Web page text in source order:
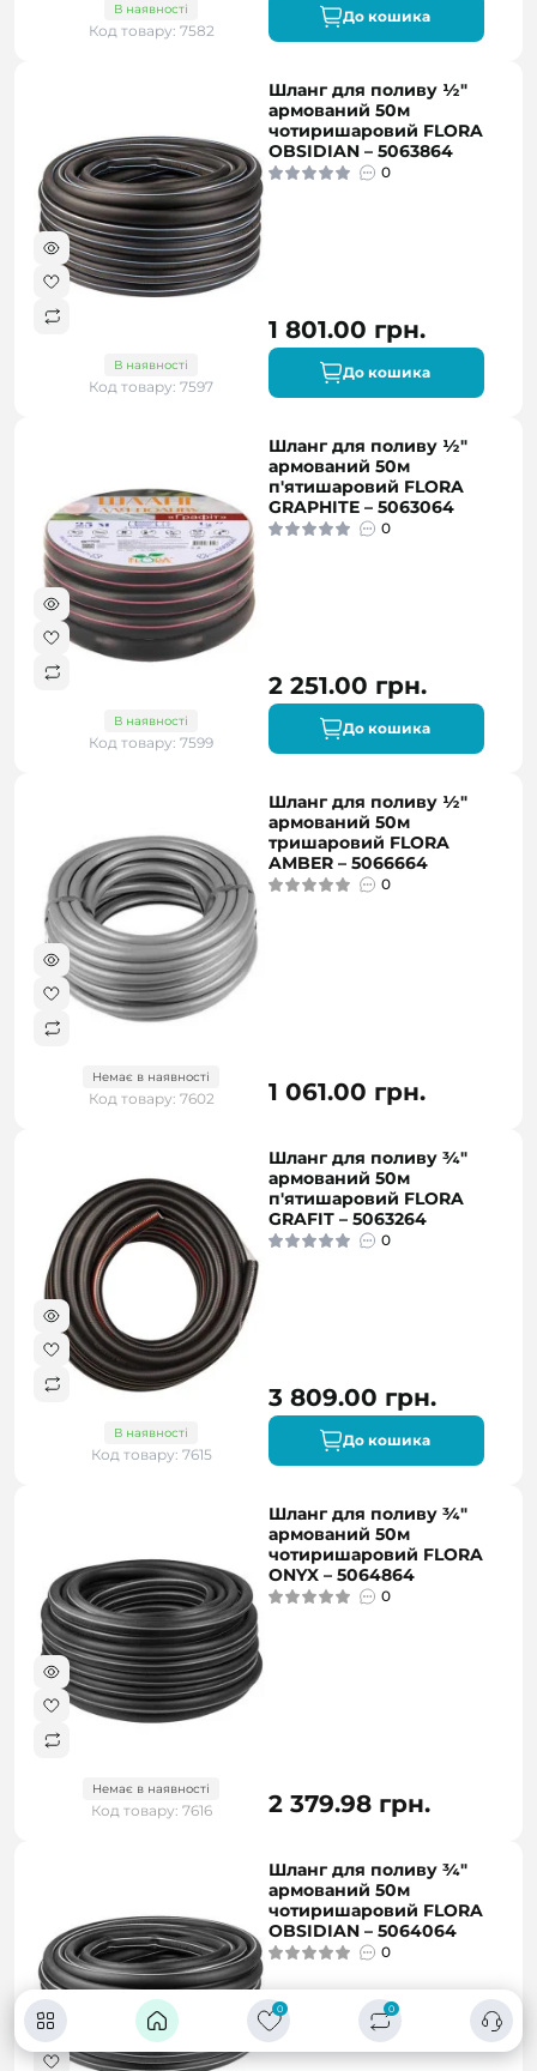
0 0
В наявності
Код товару: 7582
До кошика
В наявності
Код товару: 7597
Шланг для поливу ½″
армований 50м
чотиришаровий FLORA
OBSIDIAN – 5063864
0
1 801.00 грн.
До кошика
В наявності
Код товару: 7599
Шланг для поливу ½"
армований 50м
п'ятишаровий FLORA
GRAPHITE – 5063064
0
2 251.00 грн.
До кошика
Немає в наявності
Код товару: 7602
Шланг для поливу ½"
армований 50м
тришаровий FLORA
AMBER – 5066664
0
1 061.00 грн.
В наявності
Код товару: 7615
Шланг для поливу ¾"
армований 50м
п'ятишаровий FLORA
GRAFIT – 5063264
0
3 809.00 грн.
До кошика
Немає в наявності
Код товару: 7616
Шланг для поливу ¾"
армований 50м
чотиришаровий FLORA
ONYX – 5064864
0
2 379.98 грн.
Шланг для поливу ¾″
армований 50м
чотиришаровий FLORA
OBSIDIAN – 5064064
0